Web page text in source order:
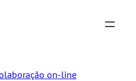
on-line